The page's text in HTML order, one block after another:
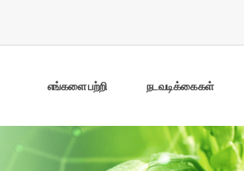
எங்களை பற்றி நடவடிக்கைகள்